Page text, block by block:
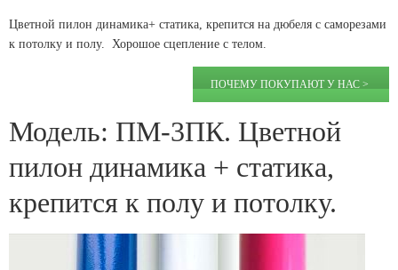
Цветной пилон динамика+ статика, крепится на дюбеля с саморезами
к потолку и полу. Хорошое сцепление с телом.
ПОЧЕМУ ПОКУПАЮТ У НАС >
Модель: ПМ-3ПК. Цветной
пилон динамика + статика,
крепится к полу и потолку.
Быстросъемные